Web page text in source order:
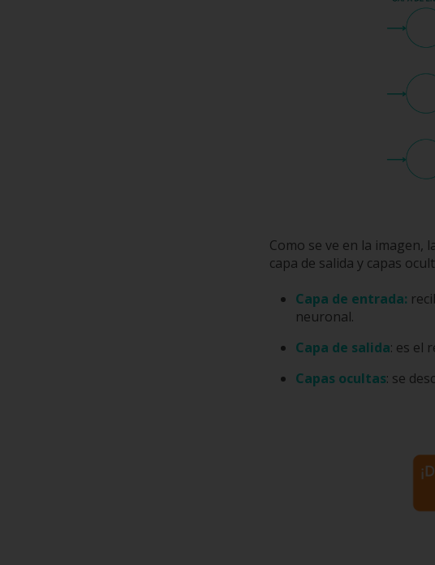
Como se ve en la imagen,
capa de salida y capas
Capa de entrada:
neuronal.
Capa de salida: es el
Capas ocultas: se